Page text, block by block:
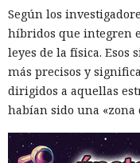
Según los
híbridos que integren
leyes de la física. Esos
más precisos y
dirigidos a aquellas
habían sido una «zona